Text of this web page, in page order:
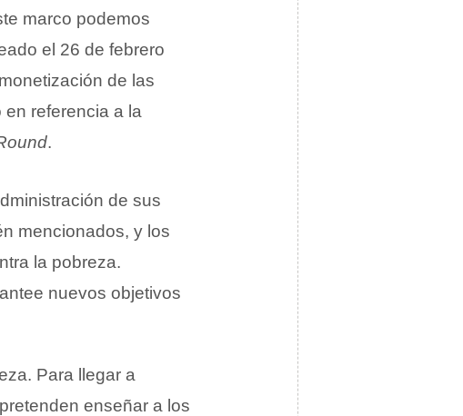
marco podemos
el 26 de febrero
de las
referencia a la
.
de sus
mencionados, y los
la pobreza.
nuevos objetivos
Para llegar a
enseñar a los